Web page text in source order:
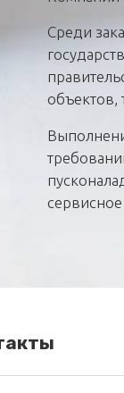
Среди
объектов,